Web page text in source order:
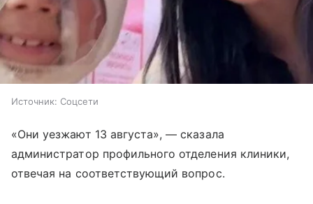
Источник: Соцсети
«Они уезжают 13 августа», — сказала
администратор профильного отделения клиники,
отвечая на соответствующий вопрос.